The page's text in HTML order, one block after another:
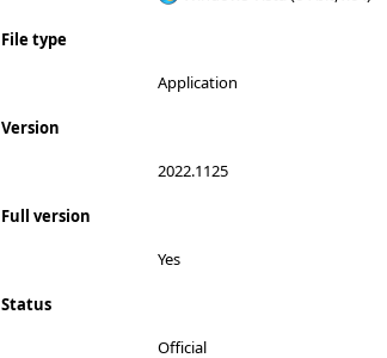
File type
Application
Version
2022.1125
Full version
Yes
Status
Official